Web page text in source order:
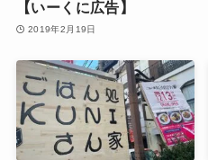
【いーくに広告】
2019年2月19日